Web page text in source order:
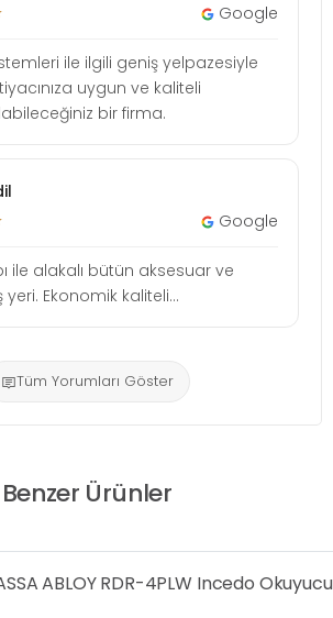
Google
ile ilgili geniş yelpazesiyle
uygun ve kaliteli
bir firma.
Google
ile alakalı bütün aksesuar ve
yeri. Ekonomik kaliteli...
Tüm Yorumları Göster
Benzer Ürünler